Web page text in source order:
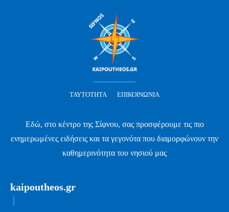
ΤΑΥΤΌΤΗΤΑ ΕΠΙΚΟΙΝΩΝΊΑ
Εδώ, στο κέντρο της Σίφνου, σας προσφέρουμε τις πιο
ενημερωμένες ειδήσεις και τα γεγονότα που διαμορφώνουν την
καθημερινότητα του νησιού μας
kaipoutheos.gr